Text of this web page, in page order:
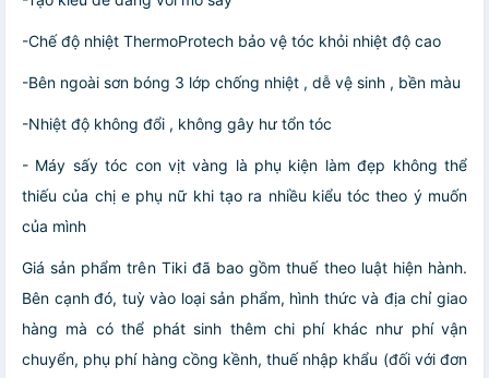
-Chế độ nhiệt ThermoProtech bảo vệ tóc khỏi nhiệt độ cao
-Bên ngoài sơn bóng 3 lớp chống nhiệt , dễ vệ sinh , bền màu
-Nhiệt độ không đổi , không gây hư tổn tóc
- Máy sấy tóc con vịt vàng là phụ kiện làm đẹp không thể
thiếu của chị e phụ nữ khi tạo ra nhiều kiểu tóc theo ý muốn
của mình
Giá sản phẩm trên Tiki đã bao gồm thuế theo luật hiện hành.
Bên cạnh đó, tuỳ vào loại sản phẩm, hình thức và địa chỉ giao
hàng mà có thể phát sinh thêm chi phí khác như phí vận
chuyển, phụ phí hàng cồng kềnh, thuế nhập khẩu (đối với đơn